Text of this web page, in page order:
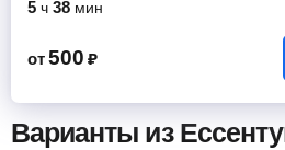
5 ч 38 мин
от 500 ₽
Варианты из